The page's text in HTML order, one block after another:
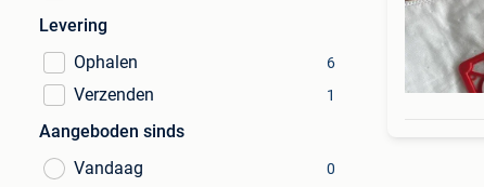
Levering
Ophalen
6
Verzenden 1
Aangeboden sinds
Vandaag
0